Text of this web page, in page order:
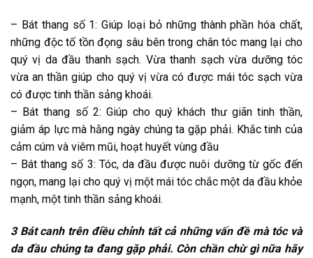
– Bát thang số 1: Giúp loại bỏ những thành phần hóa chất,
những độc tố tồn đọng sâu bên trong chân tóc mang lại cho
quý vị da đầu thanh sạch. Vừa thanh sạch vừa dưỡng tóc
vừa an thần giúp cho quý vị vừa có được mái tóc sạch vừa
có được tinh thần sảng khoái.
– Bát thang số 2: Giúp cho quý khách thư giãn tinh thần,
giảm áp lực mà hằng ngày chúng ta gặp phải. Khắc tinh của
cảm cúm và viêm mũi, hoạt huyết vùng đầu
– Bát thang số 3: Tóc, da đầu được nuôi dưỡng từ gốc đến
ngọn, mang lại cho quý vị một mái tóc chắc một da đầu khỏe
mạnh, một tinh thần sảng khoái.
3 Bát canh trên điều chỉnh tất cả những vấn đề mà tóc và
da đầu chúng ta đang gặp phải. Còn chần chừ gì nữa hãy